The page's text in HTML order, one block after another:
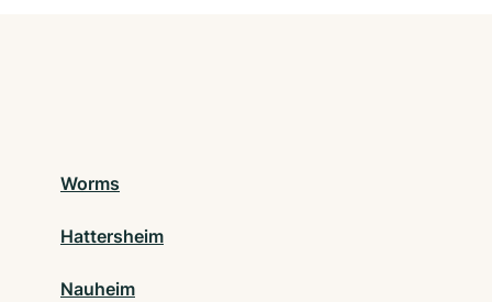
Worms
Hattersheim
Nauheim